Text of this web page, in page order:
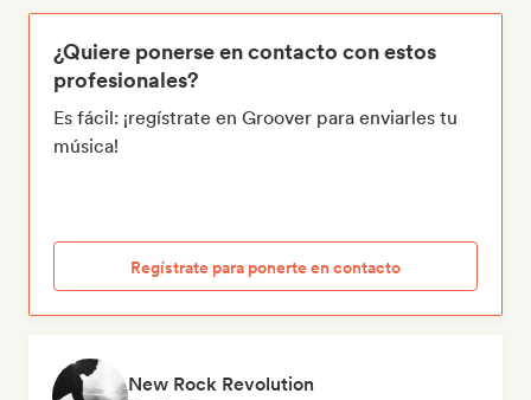
¿Quiere ponerse en contacto con estos
profesionales?
Es fácil: ¡regístrate en Groover para enviarles tu
música!
Regístrate para ponerte en contacto
New Rock Revolution